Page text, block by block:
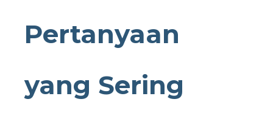
Pertanyaan
yang Sering